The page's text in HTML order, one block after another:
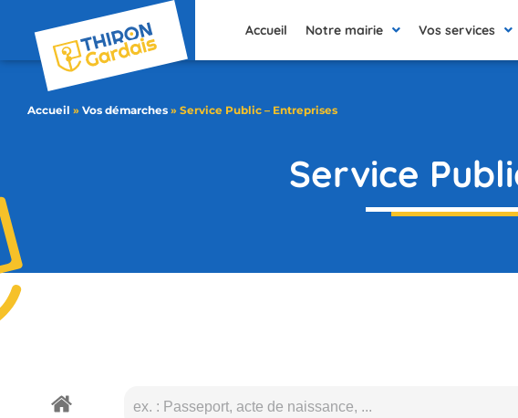
Accueil Notre mairie Vos services
Accueil » Vos démarches » Service Public – Entreprises
Service